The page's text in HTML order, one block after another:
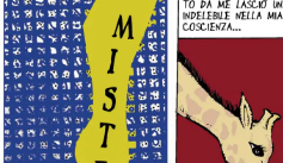
Ita